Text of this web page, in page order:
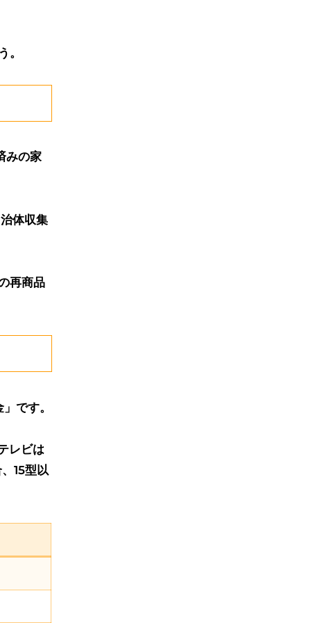
。
みの家
体収集
再商品
です。
レビは
15型以